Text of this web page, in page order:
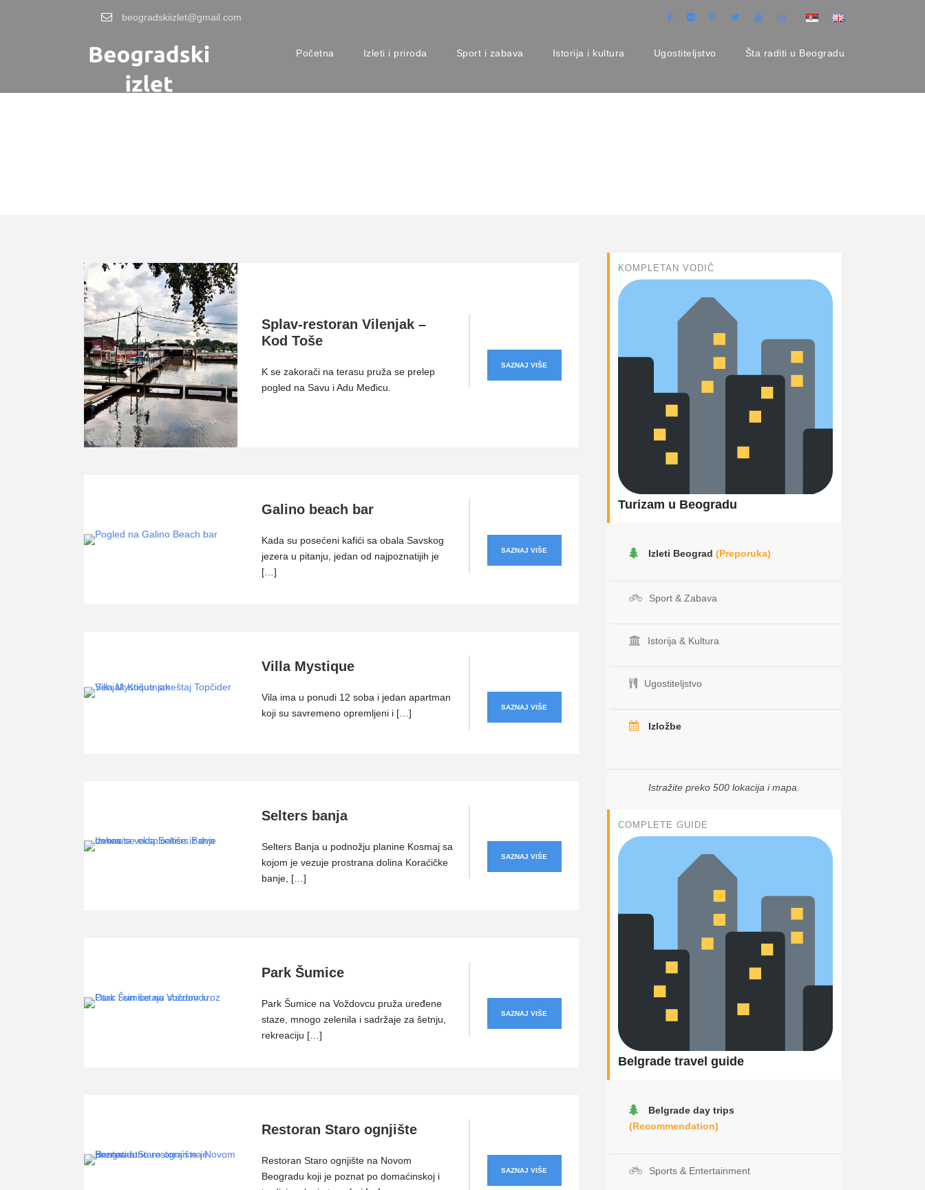
beogradskiizlet@gmail.com
Početna Izleti i priroda Sport i zabava Istorija i kultura Ugostiteljstvo Šta raditi u Beogradu
Splav-restoran Vilenjak –
Kod Toše
K se zakorači na terasu pruža se prelep
pogled na Savu i Adu Međicu.
SAZNAJ VIŠE
Galino beach bar
Kada su posećeni kafići sa obala Savskog
jezera u pitanju, jedan od najpoznatijih je
[…]
SAZNAJ VIŠE
Villa Mystique
Vila ima u ponudi 12 soba i jedan apartman
koji su savremeno opremljeni i […]
SAZNAJ VIŠE
Selters banja
Selters Banja u podnožju planine Kosmaj sa
kojom je vezuje prostrana dolina Koraćičke
banje, […]
SAZNAJ VIŠE
Park Šumice
Park Šumice na Voždovcu pruža uređene
staze, mnogo zelenila i sadržaje za šetnju,
rekreaciju […]
SAZNAJ VIŠE
Restoran Staro ognjište
Restoran Staro ognjište na Novom
Beogradu koji je poznat po domaćinskoj i
SAZNAJ VIŠE
KOMPLETAN VODIČ
Turizam u Beogradu
Izleti Beograd (Preporuka)
Sport & Zabava
Istorija & Kultura
Ugostiteljstvo
Izložbe
Istražite preko 500 lokacija i mapa.
COMPLETE GUIDE
Belgrade travel guide
Belgrade day trips
(Recommendation)
Sports & Entertainment